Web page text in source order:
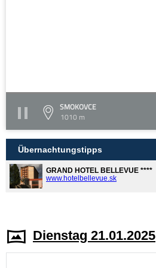
SMOKOVCE
1010 m
Übernachtungstipps
GRAND HOTEL BELLEVUE ****
www.hotelbellevue.sk
Dienstag 21.01.2025